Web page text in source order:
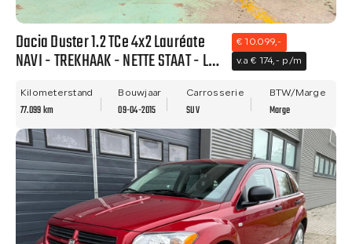
Dacia Duster 1.2 TCe 4x2 Lauréate
NAVI - TREKHAAK - NETTE STAAT - LM
€ 10.099,-
v.a € 174,- p/m
Kilometerstand
77.099 km
Bouwjaar
09-04-2015
Carrosserie
SUV
BTW/Marge
Marge